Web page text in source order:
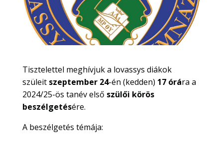
Tisztelettel meghívjuk a lovassys diákok
szüleit szeptember 24-én (kedden) 17 órára a
2024/25-ös tanév első szülői körös
beszélgetésére.
A beszélgetés témája: